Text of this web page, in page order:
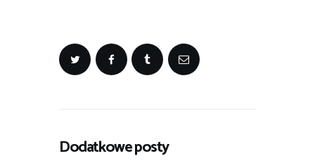
Dodatkowe posty